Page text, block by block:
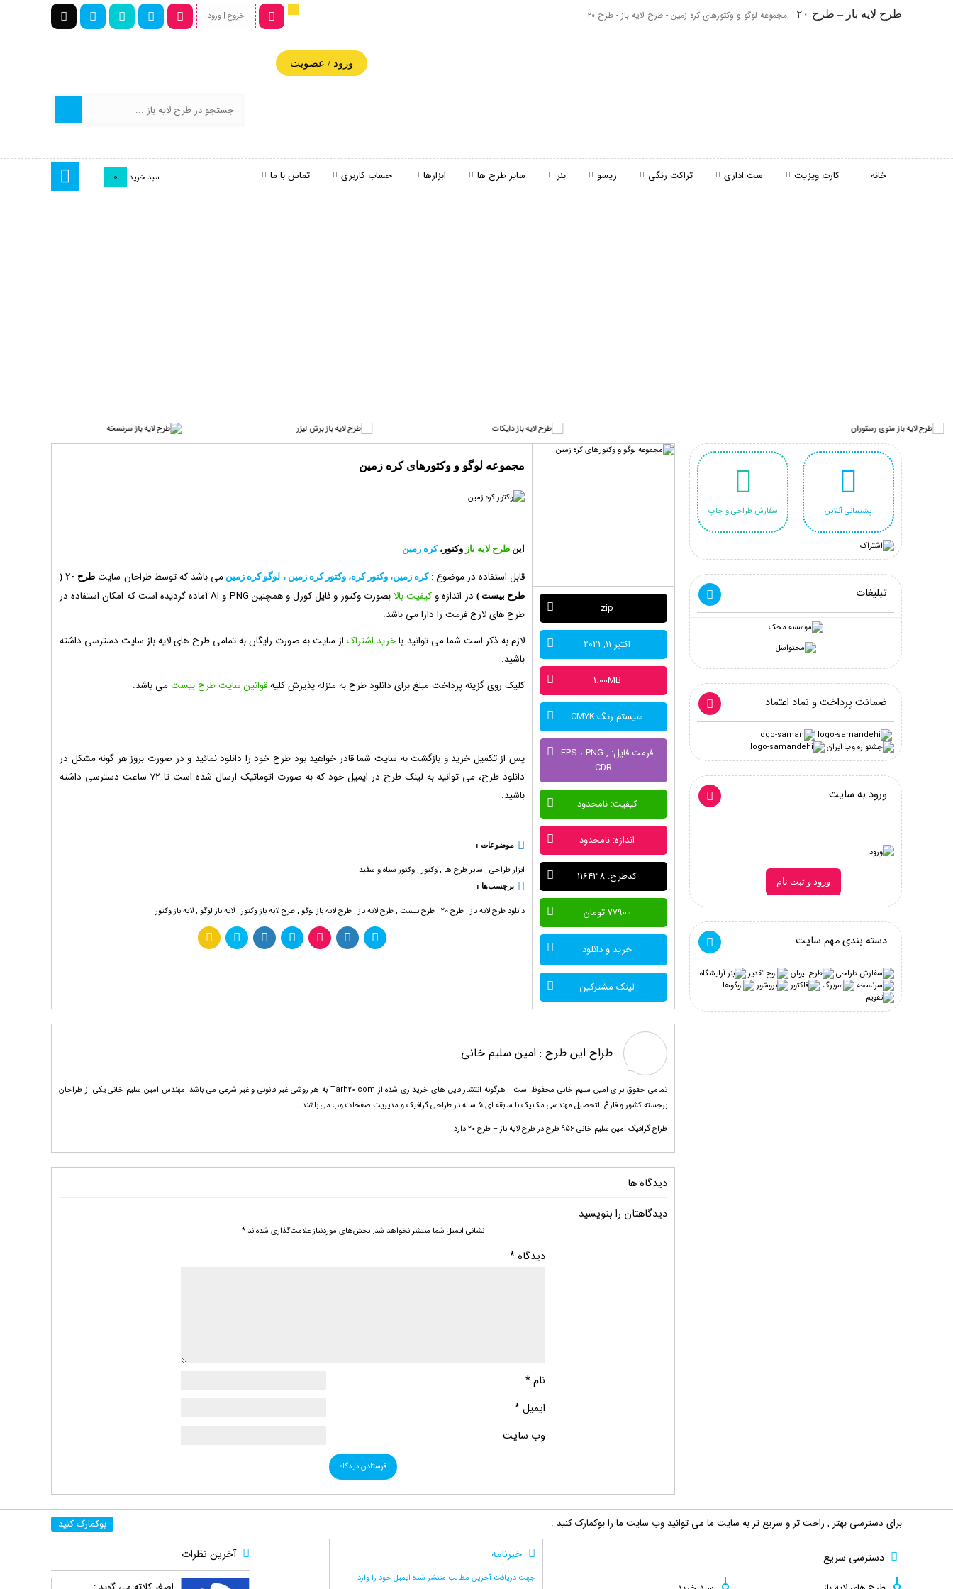
طرح لایه باز – طرح ۲۰ مجموعه لوگو و وکتورهای کره زمین - طرح لایه باز - طرح ۲۰ خروج | ورود
ورود / عضویت
سبد خرید 0 خانه کارت ویزیت ست اداری تراکت رنگی ریسو بنر سایر طرح ها ابزارها حساب کاربری تماس با ما
zip
اکتبر 11, 2021
1.00MB
سیستم رنگ:CMYK
فرمت فایل: EPS ، PNG ,
CDR
کیفیت: نامحدود
اندازه: نامحدود
کدطرح: 116438
77900 تومان
خرید و دانلود
لینک مشترکین
مجموعه لوگو و وکتورهای کره زمین
این طرح لایه باز وکتور، کره زمین
قابل استفاده در موضوع: کره زمین، وکتور کره، وکتور کره زمین ، لوگو کره زمین می باشد که توسط طراحان سایت طرح ۲۰
(
طرح بیست ) در اندازه و کیفیت بالا
بصورت وکتور و فایل کورل و همچنین PNG و AI آماده گردیده است که امکان استفاده در
طرح های لارج فرمت را دارا می باشد.
لازم به ذکر است شما می توانید باخرید اشتراک از سایت به صورت رایگان به تمامی طرح های لایه باز سایت دسترسی داشته
باشید.
کلیک روی گزینه پرداخت مبلغ برای دانلود طرح به منزله پذیرش کلیهقوانین سایت طرح بیستمی باشد.
پس از تکمیل خرید و بازگشت به سایت شما قادر خواهید بود طرح خود را دانلود نمائید و در صورت بروز هر گونه مشکل در
دانلود طرح، می توانید به لینک طرح در ایمیل خود که به صورت اتوماتیک ارسال شده است تا 72 ساعت دسترسی داشته
باشید.
موضوعات :
ابزار طراحی , سایر طرح ها ,وکتور ,وکتور سیاه و سفید
برچسب‌ها :
دانلود طرح لایه باز ,طرح 20 ,طرح بیست ,طرح لایه باز ,طرح لایه باز لوگو ,طرح لایه باز وکتور ,لایه باز لوگو ,لایه باز وکتور
طراح این طرح : امین سلیم خانی
تمامی حقوق برای امین سلیم خانی محفوظ است . هرگونه انتشار فایل های خریداری شده از Tarh20.com به هر روشی غیر قانونی و غیر شرعی می باشد. مهندس امین سلیم خانی یکی از طراحان
برجسته کشور و فارغ التحصیل مهندسی مکانیک با سابقه ای 5 ساله در طراحی گرافیک و مدیریت صفحات وب می باشند .
طراح گرافیک امین سلیم خانی 956 طرح در طرح لایه باز – طرح ۲۰ دارد .
دیدگاه ها
دیدگاهتان را بنویسید
نشانی ایمیل شما منتشر نخواهد شد. بخش‌های موردنیاز علامت‌گذاری شده‌اند*
دیدگاه*
نام*
ایمیل*
وب‌ سایت
پشتیبانی آنلاین سفارش طراحی و چاپ
تبلیغات
ضمانت پرداخت و نماد اعتماد
ورود به سایت
ورود و ثبت نام
دسته بندی مهم سایت
بوکمارک کنید برای دسترسی بهتر , راحت تر و سریع تر به سایت ما می توانید وب سایت ما را بوکمارک کنید .
آخرین نظرات دسترسی سریع خبرنامه
جهت دریافت آخرین مطالب منتشر شده ایمیل خود را وارد